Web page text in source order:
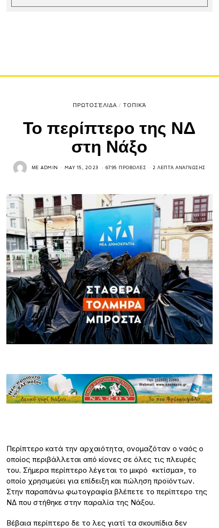
ΠΡΩΤΟΣΈΛΙΔΑ / ΤΟΠΙΚΆ
Το περίπτερο της ΝΔ
στη Νάξο
ΜΕADMIN MAY 15, 2023 6795 ΠΡΟΒΟΛΈΣ 2 ΛΕΠΤΆ ΑΝΆΓΝΩΣΗΣ
Περίπτερο κατά την αρχαιότητα, ονομαζόταν ο ναός ο
οποίος περιβάλλεται από κίονες σε όλες τις πλευρές
του. Σήμερα περίπτερο λέγεται το μικρό «κτίσμα», το
οποίο χρησιμεύει για επίδειξη και πώληση προϊόντων.
Στην παραπάνω φωτογραφία βλέπετε το περίπτερο της
ΝΔ που στήθηκε στην παραλία της Νάξου.
Βέβαια περίπτερο δε το λες γιατί τα σκουπίδια δεν